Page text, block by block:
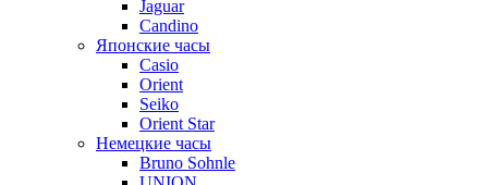
Jaguar
Candino
Японские часы
Casio
Orient
Seiko
Orient Star
Немецкие часы
Bruno Sohnle